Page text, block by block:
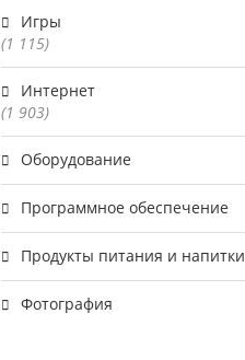
Игры
(1 115)
Интернет
(1 903)
Оборудование
Программное обеспечение
Продукты питания и напитки
Фотография